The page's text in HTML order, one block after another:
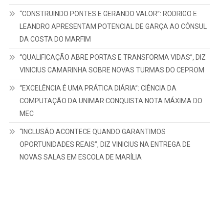
“CONSTRUINDO PONTES E GERANDO VALOR”: RODRIGO E
LEANDRO APRESENTAM POTENCIAL DE GARÇA AO CÔNSUL
DA COSTA DO MARFIM
“QUALIFICAÇÃO ABRE PORTAS E TRANSFORMA VIDAS”, DIZ
VINICIUS CAMARINHA SOBRE NOVAS TURMAS DO CEPROM
“EXCELÊNCIA É UMA PRÁTICA DIÁRIA”: CIÊNCIA DA
COMPUTAÇÃO DA UNIMAR CONQUISTA NOTA MÁXIMA DO
MEC
“INCLUSÃO ACONTECE QUANDO GARANTIMOS
OPORTUNIDADES REAIS”, DIZ VINICIUS NA ENTREGA DE
NOVAS SALAS EM ESCOLA DE MARÍLIA